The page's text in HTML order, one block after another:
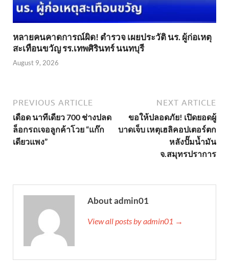
หลายคนคาดการณ์ผิด! ตำรวจ เผยประวัติ นร. ผู้ก่อเหตุ
สะเทือนขวัญ รร.เทพศิรินทร์ นนทบุรี
August 9, 2026
PREVIOUS ARTICLE
เดือด นาทีเดียว 700 ช่างปลด
ล็อกรถเจอลูกค้าโวย “แก๊ก
เดียวแพง”
NEXT ARTICLE
ขอให้ปลอดภัย! เปิดยอดผู้
บาดเจ็บ เหตุเฮลิคอปเตอร์ตก
หลังปั๊มน้ำมัน
จ.สมุทรปราการ
About admin01
View all posts by admin01 →